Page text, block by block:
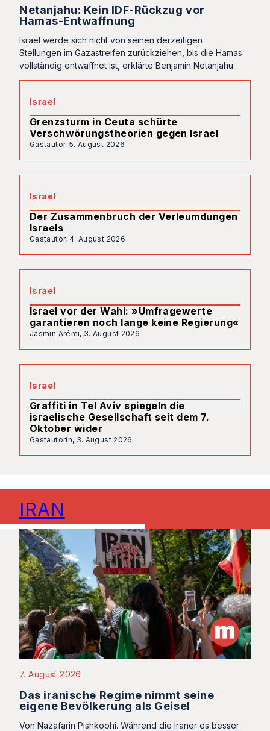
Netanjahu: Kein IDF-Rückzug vor
Hamas-Entwaffnung
Israel werde sich nicht von seinen derzeitigen
Stellungen im Gazastreifen zurückziehen, bis die Hamas
vollständig entwaffnet ist, erklärte Benjamin Netanjahu.
Israel
Grenzsturm in Ceuta schürte
Verschwörungstheorien gegen Israel
Gastautor, 5. August 2026
Israel
Der Zusammenbruch der Verleumdungen
Israels
Gastautor, 4. August 2026
Israel
Israel vor der Wahl: »Umfragewerte
garantieren noch lange keine Regierung«
Jasmin Arémi, 3. August 2026
Israel
Graffiti in Tel Aviv spiegeln die
israelische Gesellschaft seit dem 7.
Oktober wider
Gastautorin, 3. August 2026
IRAN
7. August 2026
Das iranische Regime nimmt seine
eigene Bevölkerung als Geisel
Von Nazafarin Pishkoohi. Während die Iraner es besser